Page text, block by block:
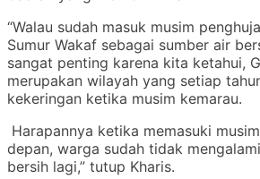
“Walau sudah masuk musim
Sumur Wakaf sebagai sumber air
sangat penting karena kita ketahui,
merupakan wilayah yang setiap
kekeringan ketika musim kemarau.
Harapannya ketika memasuki
depan, warga sudah tidak
bersih lagi,” tutup Kharis.